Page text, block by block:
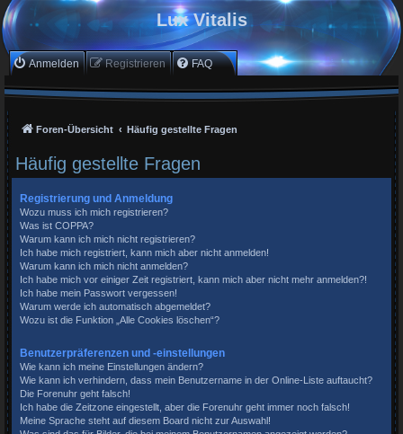
Lux Vitalis
Anmelden Registrieren FAQ
Foren-Übersicht Häufig gestellte Fragen
Häufig gestellte Fragen
Registrierung und Anmeldung
Wozu muss ich mich registrieren?
Was ist COPPA?
Warum kann ich mich nicht registrieren?
Ich habe mich registriert, kann mich aber nicht anmelden!
Warum kann ich mich nicht anmelden?
Ich habe mich vor einiger Zeit registriert, kann mich aber nicht mehr anmelden?!
Ich habe mein Passwort vergessen!
Warum werde ich automatisch abgemeldet?
Wozu ist die Funktion „Alle Cookies löschen“?
Benutzerpräferenzen und -einstellungen
Wie kann ich meine Einstellungen ändern?
Wie kann ich verhindern, dass mein Benutzername in der Online-Liste auftaucht?
Die Forenuhr geht falsch!
Ich habe die Zeitzone eingestellt, aber die Forenuhr geht immer noch falsch!
Meine Sprache steht auf diesem Board nicht zur Auswahl!